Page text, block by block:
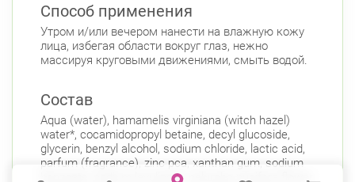
Способ применения
Утром и/или вечером нанести на влажную кожу
лица, избегая области вокруг глаз, нежно
массируя круговыми движениями, смыть водой.
Состав
Aqua (water), hamamelis virginiana (witch hazel)
water*, cocamidopropyl betaine, decyl glucoside,
glycerin, benzyl alcohol, sodium chloride, lactic acid,
parfum (fragrance), zinc pca, xanthan gum, sodium
benzoate, sodium levulinate, nelumbo nucifera flower